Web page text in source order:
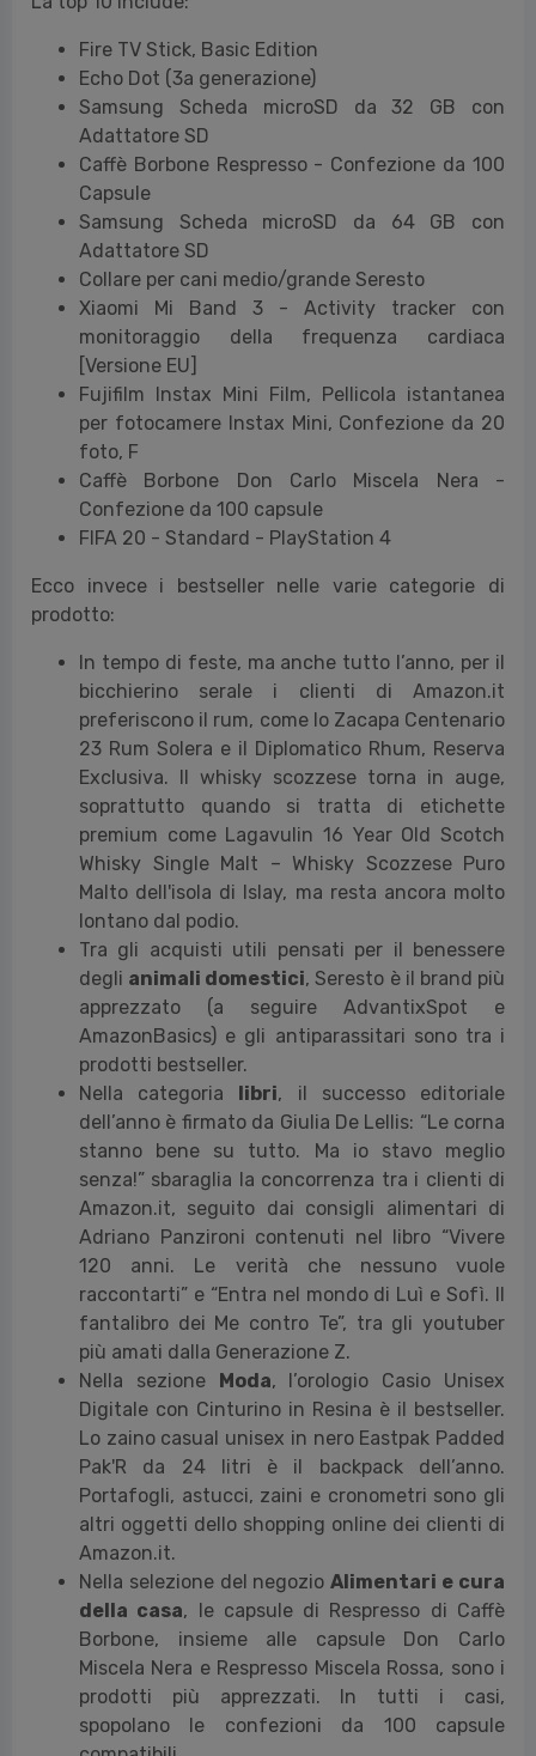
Fire TV Stick, Basic Edition
Echo Dot (3a generazione)
Samsung Scheda microSD da 32 GB con
Adattatore SD
Caffè Borbone Respresso - Confezione da 100
Capsule
Samsung Scheda microSD da 64 GB con
Adattatore SD
Collare per cani medio/grande Seresto
Xiaomi Mi Band 3 - Activity tracker con
monitoraggio della frequenza cardiaca
[Versione EU]
Fujifilm Instax Mini Film, Pellicola istantanea
per fotocamere Instax Mini, Confezione da 20
foto, F
Caffè Borbone Don Carlo Miscela Nera -
Confezione da 100 capsule
FIFA 20 - Standard - PlayStation 4
Ecco invece i bestseller nelle varie categorie di
prodotto:
In tempo di feste, ma anche tutto l’anno, per il
bicchierino serale i clienti di Amazon.it
preferiscono il rum, come lo Zacapa Centenario
23 Rum Solera e il Diplomatico Rhum, Reserva
Exclusiva. Il whisky scozzese torna in auge,
soprattutto quando si tratta di etichette
premium come Lagavulin 16 Year Old Scotch
Whisky Single Malt – Whisky Scozzese Puro
Malto dell'isola di Islay, ma resta ancora molto
lontano dal podio.
Tra gli acquisti utili pensati per il benessere
degli animali domestici, Seresto è il brand più
apprezzato (a seguire AdvantixSpot e
AmazonBasics) e gli antiparassitari sono tra i
prodotti bestseller.
Nella categoria libri, il successo editoriale
dell’anno è firmato da Giulia De Lellis: “Le corna
stanno bene su tutto. Ma io stavo meglio
senza!” sbaraglia la concorrenza tra i clienti di
Amazon.it, seguito dai consigli alimentari di
Adriano Panzironi contenuti nel libro “Vivere
120 anni. Le verità che nessuno vuole
raccontarti” e “Entra nel mondo di Luì e Sofì. Il
fantalibro dei Me contro Te”, tra gli youtuber
più amati dalla Generazione Z.
Nella sezione Moda, l’orologio Casio Unisex
Digitale con Cinturino in Resina è il bestseller.
Lo zaino casual unisex in nero Eastpak Padded
Pak'R da 24 litri è il backpack dell’anno.
Portafogli, astucci, zaini e cronometri sono gli
altri oggetti dello shopping online dei clienti di
Amazon.it.
Nella selezione del negozioAlimentari e cura
della casa, le capsule di Respresso di Caffè
Borbone, insieme alle capsule Don Carlo
Miscela Nera e Respresso Miscela Rossa, sono i
prodotti più apprezzati. In tutti i casi,
spopolano le confezioni da 100 capsule